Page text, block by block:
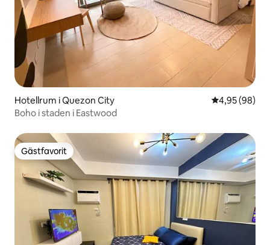
Hotellrum i Quezon City 4,95 av 5 i
4,95 (98)
Boho i staden i Eastwood
Gästfavorit
Gästfavorit